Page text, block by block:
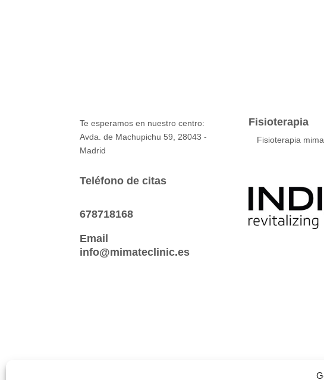
Te esperamos en nuestro centro:
Avda. de Machupichu 59, 28043 -
Madrid
Teléfono de citas
678718168
Email
info@mimateclinic.es
Fisioterapia
Fisioterapia